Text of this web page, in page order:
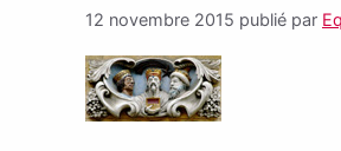
12 novembre 2015 publié par